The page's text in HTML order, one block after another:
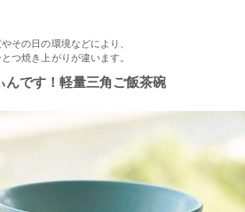
ずと一緒にパクり♪土鍋で炊いたツヤ
その日の環境などにより、
つ焼き上がりが違います。
んです！軽量三角ご飯茶碗